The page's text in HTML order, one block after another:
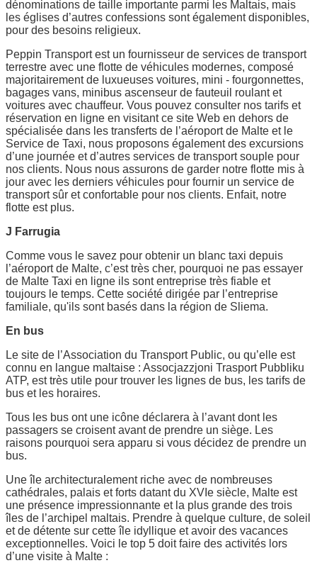
dénominations de taille importante parmi les Maltais, mais
les églises d’autres confessions sont également disponibles,
pour des besoins religieux.
Peppin Transport est un fournisseur de services de transport
terrestre avec une flotte de véhicules modernes, composé
majoritairement de luxueuses voitures, mini - fourgonnettes,
bagages vans, minibus ascenseur de fauteuil roulant et
voitures avec chauffeur. Vous pouvez consulter nos tarifs et
réservation en ligne en visitant ce site Web en dehors de
spécialisée dans les transferts de l’aéroport de Malte et le
Service de Taxi, nous proposons également des excursions
d’une journée et d’autres services de transport souple pour
nos clients. Nous nous assurons de garder notre flotte mis à
jour avec les derniers véhicules pour fournir un service de
transport sûr et confortable pour nos clients. Enfait, notre
flotte est plus.
J Farrugia
Comme vous le savez pour obtenir un blanc taxi depuis
l’aéroport de Malte, c’est très cher, pourquoi ne pas essayer
de Malte Taxi en ligne ils sont entreprise très fiable et
toujours le temps. Cette société dirigée par l’entreprise
familiale, qu'ils sont basés dans la région de Sliema.
En bus
Le site de l’Association du Transport Public, ou qu’elle est
connu en langue maltaise : Assocjazzjoni Trasport Pubbliku
ATP, est très utile pour trouver les lignes de bus, les tarifs de
bus et les horaires.
Tous les bus ont une icône déclarera à l’avant dont les
passagers se croisent avant de prendre un siège. Les
raisons pourquoi sera apparu si vous décidez de prendre un
bus.
Une île architecturalement riche avec de nombreuses
cathédrales, palais et forts datant du XVIe siècle, Malte est
une présence impressionnante et la plus grande des trois
îles de l’archipel maltais. Prendre à quelque culture, de soleil
et de détente sur cette île idyllique et avoir des vacances
exceptionnelles. Voici le top 5 doit faire des activités lors
d’une visite à Malte :